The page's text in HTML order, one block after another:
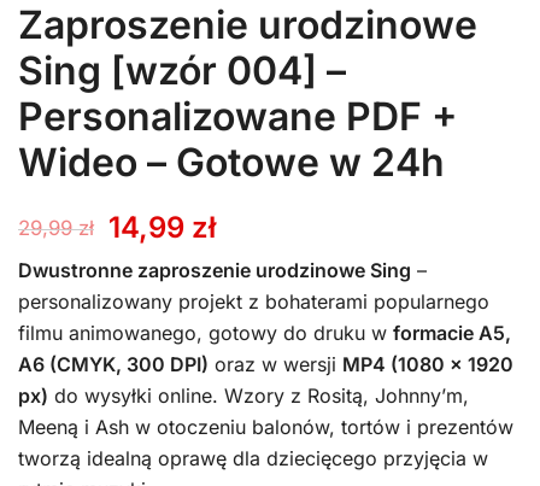
Zaproszenie urodzinowe
Sing [wzór 004] –
Personalizowane PDF +
Wideo – Gotowe w 24h
29,99zł
Pierwotna
cena
wynosiła:
29,99 zł.
14,99 złAktualna
cena
wynosi:
14,99 zł.
Dwustronne zaproszenie urodzinowe Sing –
personalizowany projekt z bohaterami popularnego
filmu animowanego, gotowy do druku w formacie A5,
A6 (CMYK, 300 DPI) oraz w wersji MP4 (1080 x 1920
px) do wysyłki online. Wzory z Rositą, Johnny’m,
Meeną i Ash w otoczeniu balonów, tortów i prezentów
tworzą idealną oprawę dla dziecięcego przyjęcia w